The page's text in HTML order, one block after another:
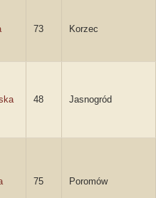
73 Korzec
48 Jasnogród
75 Poromów